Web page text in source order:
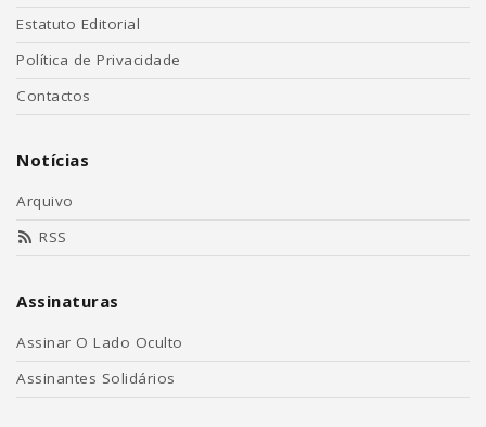
Estatuto Editorial
Política de Privacidade
Contactos
Notícias
Arquivo
RSS
Assinaturas
Assinar O Lado Oculto
Assinantes Solidários